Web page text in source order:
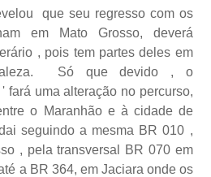
que seu regresso com os
em Mato Grosso, deverá
, pois tem partes deles em
Só que devido , o
fará uma alteração no percurso,
o Maranhão e à cidade de
seguindo a mesma BR 010 ,
, pela transversal BR 070 em
a BR 364, em Jaciara onde os